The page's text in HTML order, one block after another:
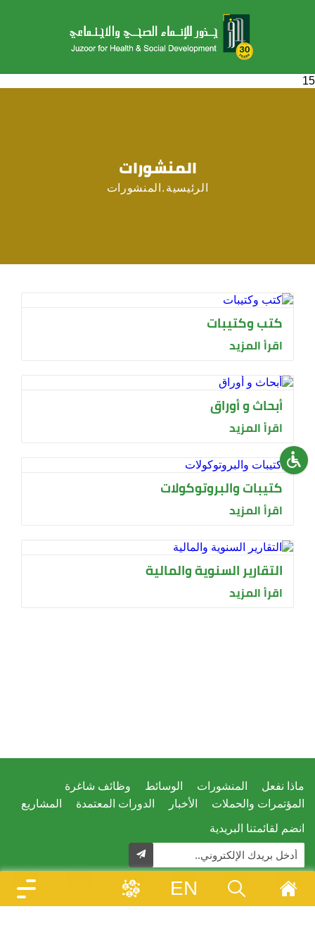
15
المنشورات
الرئيسية المنشورات
كتب وكتيبات
اقرأ المزيد
أبحاث و أوراق
اقرأ المزيد
كتيبات والبروتوكولات
اقرأ المزيد
التقارير السنوية والمالية
اقرأ المزيد
ماذا نفعل المنشورات الوسائط
وظائف شاغرة
المؤتمرات والحملات
الأخبار الدورات المعتمدة المشاريع
انضم لقائمتنا البريدية
EN